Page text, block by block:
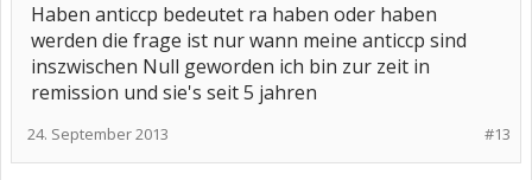
Haben anticcp bedeutet ra haben oder haben
werden die frage ist nur wann meine anticcp sind
inszwischen Null geworden ich bin zur zeit in
remission und sie's seit 5 jahren
#13
24. September 2013